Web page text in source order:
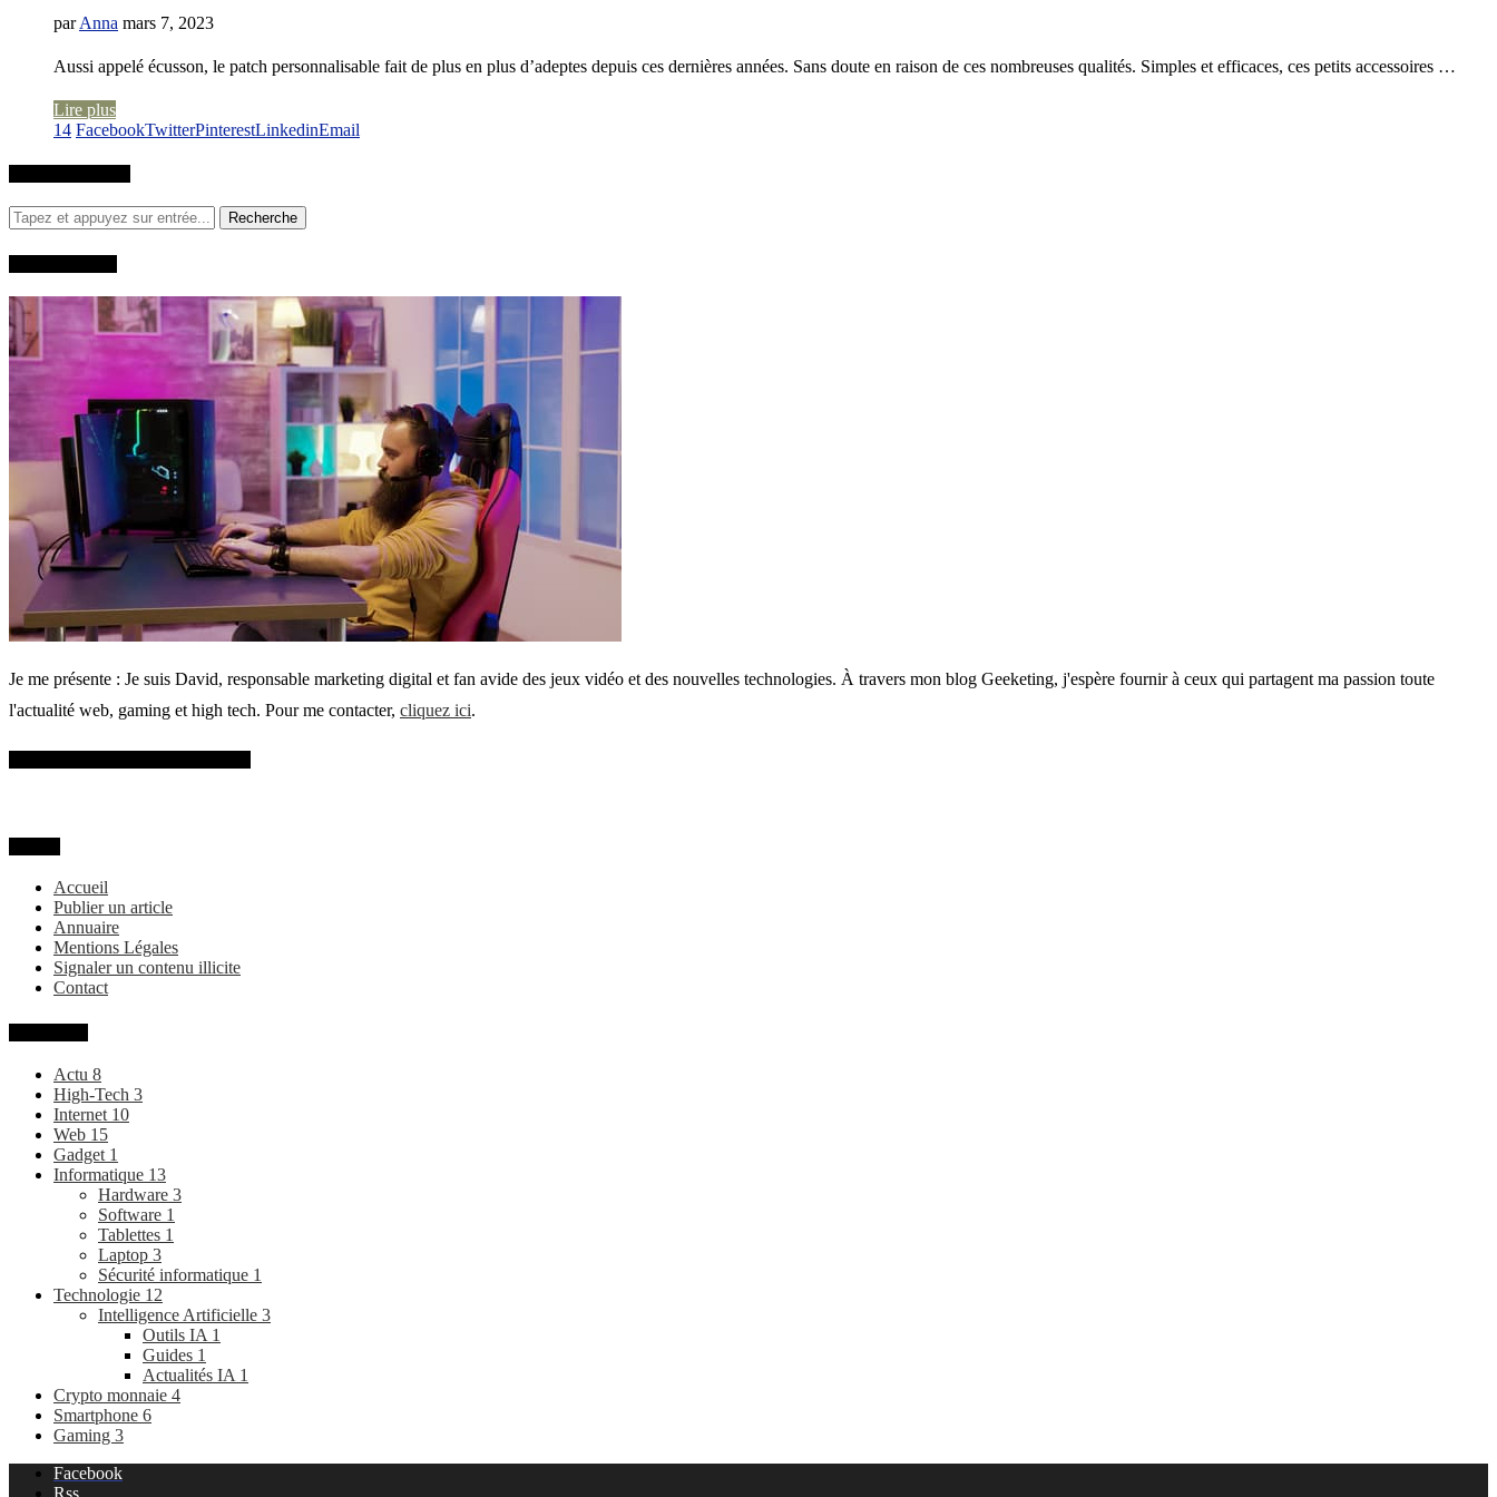
parAnna mars 7, 2023
Aussi appelé écusson, le patch personnalisable fait de plus en plus d’adeptes depuis ces dernières années. Sans doute en raison de ces nombreuses qualités. Simples et efficaces, ces petits accessoires …
Lire plus
14 FacebookTwitterPinterestLinkedinEmail
Je me présente : Je suis David, responsable marketing digital et fan avide des jeux vidéo et des nouvelles technologies. À travers mon blog Geeketing, j'espère fournir à ceux qui partagent ma passion toute
l'actualité web, gaming et high tech. Pour me contacter, cliquez ici.
Accueil
Publier un article
Annuaire
Mentions Légales
Signaler un contenu illicite
Contact
Actu 8
High-Tech 3
Internet 10
Web 15
Gadget 1
Informatique 13
Hardware 3
Software 1
Tablettes 1
Laptop 3
Sécurité informatique 1
Technologie 12
Intelligence Artificielle 3
Outils IA 1
Guides 1
Actualités IA 1
Crypto monnaie 4
Smartphone 6
Gaming 3
Facebook
Rss